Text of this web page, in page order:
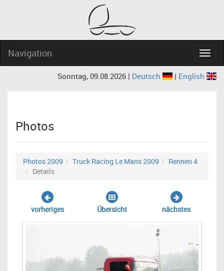
Navigation
Sonntag, 09.08.2026 | Deutsch | English
Photos
Photos 2009 Truck Racing Le Mans 2009
Rennen 4
Details
vorheriges Übersicht nächstes